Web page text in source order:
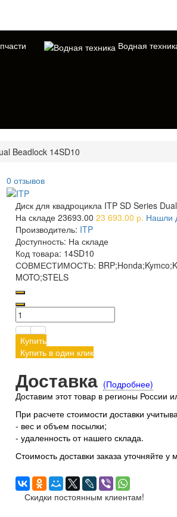
Водная
Beadlock 14SD10
0 отзывов
Диск для квадроцикла ITP SD Series
На складе 23693.00 23 693.00 р. Нашли
Производитель: ITP
Доступность: На складе
Код товара: 14SD10
СОВМЕСТИМОСТЬ:
MOTO;STELS
Купить
Купить в один клик
Доставка (Подробнее)
Доставим этот товар в регионы России
При расчете стоимости доставки
- вес и объем посылки;
- удаленность от нашего склада.
Стоимость доставки заказа уточняйте
Скидки постоянным клиентам!